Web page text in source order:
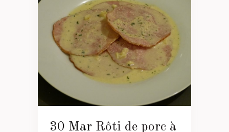
30 Mar Rôti de porc à